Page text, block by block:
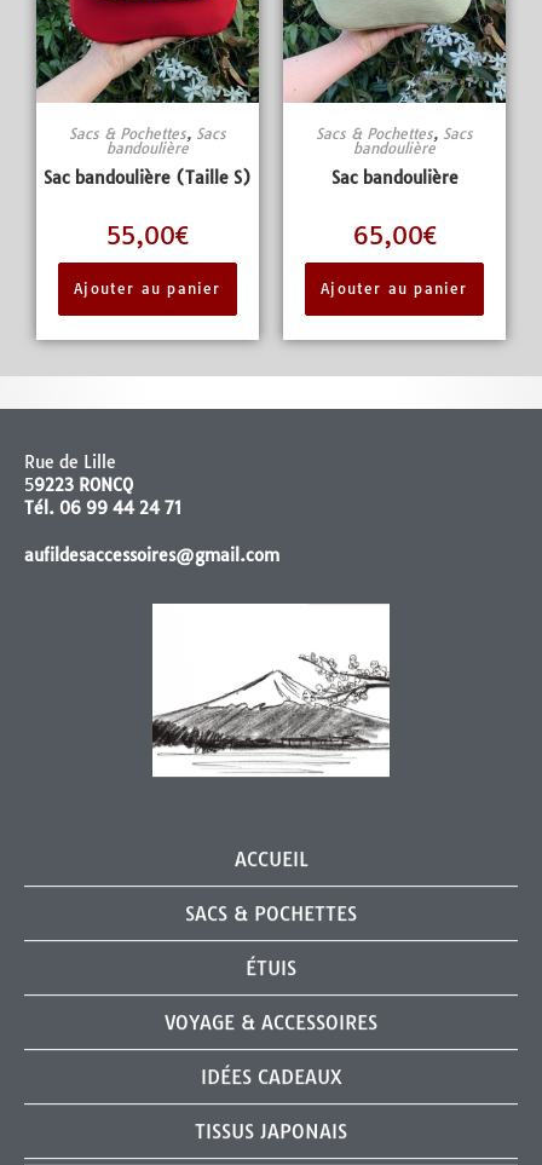
Sacs & Pochettes, Sacs
bandoulière
Sac bandoulière (Taille S)
55,00€
Ajouter au panier
Sacs & Pochettes, Sacs
bandoulière
Sac bandoulière
65,00€
Ajouter au panier
Rue de Lille
59223 RONCQ
Tél. 06 99 44 24 71
aufildesaccessoires@gmail.com
ACCUEIL
SACS & POCHETTES
ÉTUIS
VOYAGE & ACCESSOIRES
IDÉES CADEAUX
TISSUS JAPONAIS